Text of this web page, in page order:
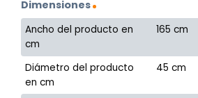
Dimensiones
Ancho del producto en
cm
165 cm
Diámetro del producto
en cm
45 cm